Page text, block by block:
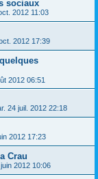
sociaux
2012 11:03
2012 17:39
2012 06:51
24 juil. 2012 22:18
2012 17:23
Crau
2012 10:06